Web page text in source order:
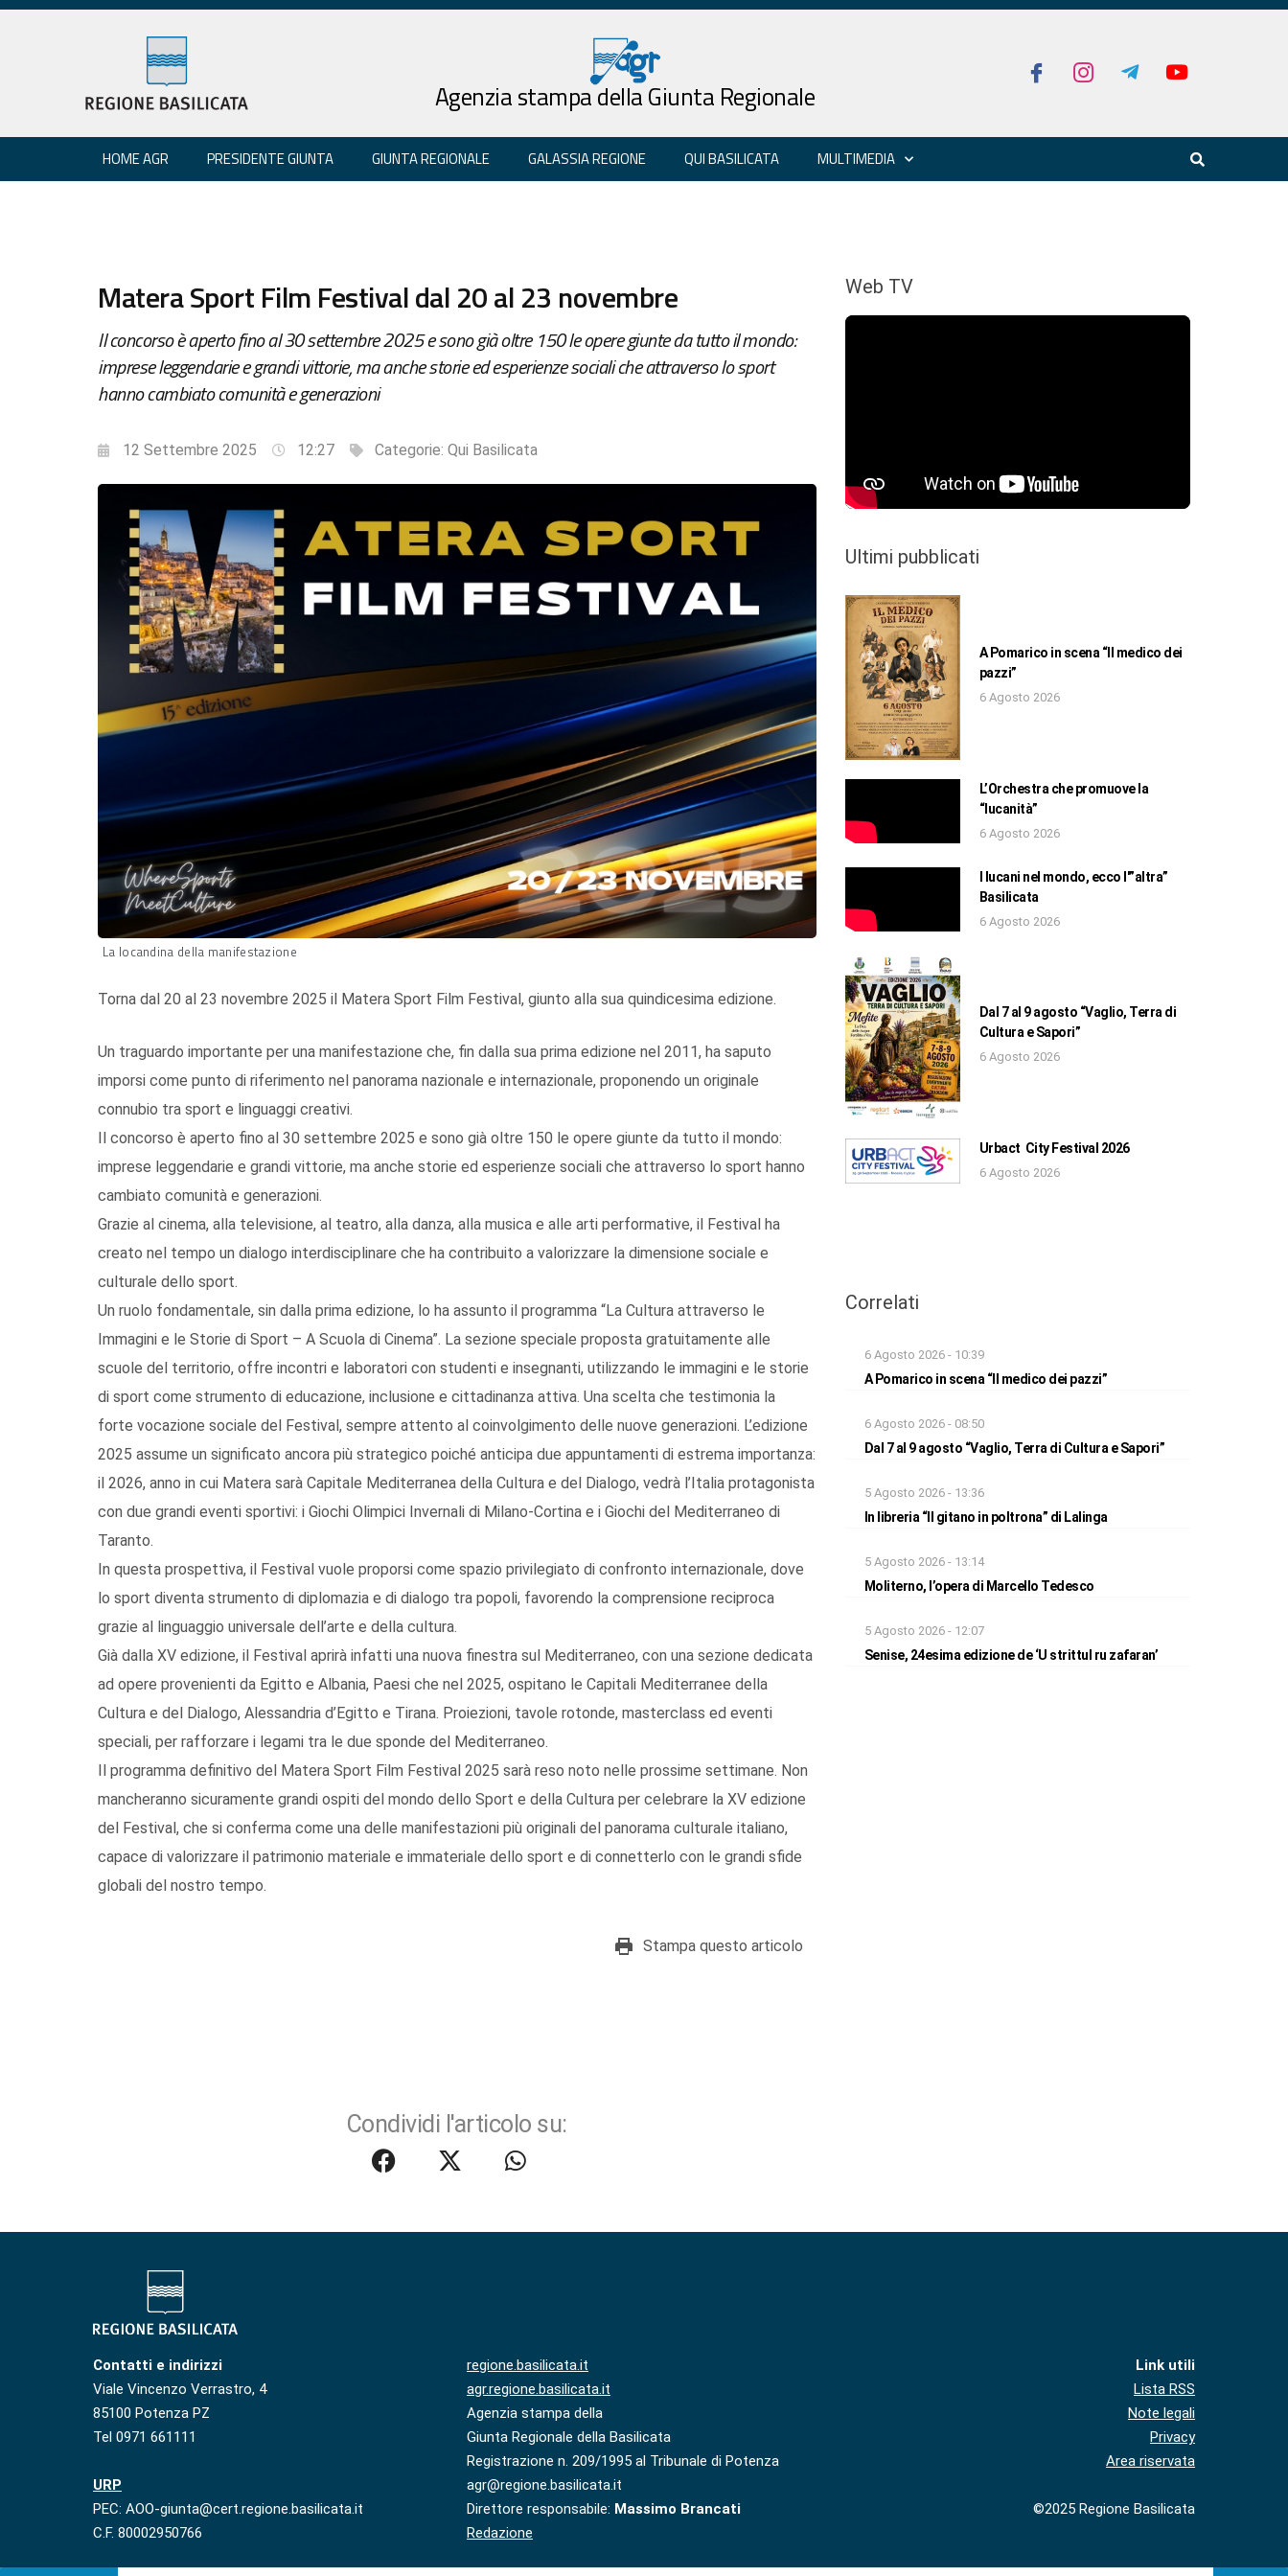
Agenzia stampa della Giunta Regionale
HOME AGR PRESIDENTE GIUNTA GIUNTA REGIONALE GALASSIA REGIONE QUI BASILICATA MULTIMEDIA
Matera Sport Film Festival dal 20 al 23 novembre
Il concorso è aperto fino al 30 settembre 2025 e sono già oltre 150 le opere giunte da tutto il mondo:
imprese leggendarie e grandi vittorie, ma anche storie ed esperienze sociali che attraverso lo sport
hanno cambiato comunità e generazioni
12 Settembre 2025 12:27 Categorie: Qui Basilicata
La locandina della manifestazione
Torna dal 20 al 23 novembre 2025 il Matera Sport Film Festival, giunto alla sua quindicesima edizione.
Un traguardo importante per una manifestazione che, fin dalla sua prima edizione nel 2011, ha saputo
imporsi come punto di riferimento nel panorama nazionale e internazionale, proponendo un originale
connubio tra sport e linguaggi creativi.
Il concorso è aperto fino al 30 settembre 2025 e sono già oltre 150 le opere giunte da tutto il mondo:
imprese leggendarie e grandi vittorie, ma anche storie ed esperienze sociali che attraverso lo sport hanno
cambiato comunità e generazioni.
Grazie al cinema, alla televisione, al teatro, alla danza, alla musica e alle arti performative, il Festival ha
creato nel tempo un dialogo interdisciplinare che ha contribuito a valorizzare la dimensione sociale e
culturale dello sport.
Un ruolo fondamentale, sin dalla prima edizione, lo ha assunto il programma “La Cultura attraverso le
Immagini e le Storie di Sport – A Scuola di Cinema”. La sezione speciale proposta gratuitamente alle
scuole del territorio, offre incontri e laboratori con studenti e insegnanti, utilizzando le immagini e le storie
di sport come strumento di educazione, inclusione e cittadinanza attiva. Una scelta che testimonia la
forte vocazione sociale del Festival, sempre attento al coinvolgimento delle nuove generazioni. L’edizione
2025 assume un significato ancora più strategico poiché anticipa due appuntamenti di estrema importanza:
il 2026, anno in cui Matera sarà Capitale Mediterranea della Cultura e del Dialogo, vedrà l’Italia protagonista
con due grandi eventi sportivi: i Giochi Olimpici Invernali di Milano-Cortina e i Giochi del Mediterraneo di
Taranto.
In questa prospettiva, il Festival vuole proporsi come spazio privilegiato di confronto internazionale, dove
lo sport diventa strumento di diplomazia e di dialogo tra popoli, favorendo la comprensione reciproca
grazie al linguaggio universale dell’arte e della cultura.
Già dalla XV edizione, il Festival aprirà infatti una nuova finestra sul Mediterraneo, con una sezione dedicata
ad opere provenienti da Egitto e Albania, Paesi che nel 2025, ospitano le Capitali Mediterranee della
Cultura e del Dialogo, Alessandria d’Egitto e Tirana. Proiezioni, tavole rotonde, masterclass ed eventi
speciali, per rafforzare i legami tra le due sponde del Mediterraneo.
Il programma definitivo del Matera Sport Film Festival 2025 sarà reso noto nelle prossime settimane. Non
mancheranno sicuramente grandi ospiti del mondo dello Sport e della Cultura per celebrare la XV edizione
del Festival, che si conferma come una delle manifestazioni più originali del panorama culturale italiano,
capace di valorizzare il patrimonio materiale e immateriale dello sport e di connetterlo con le grandi sfide
globali del nostro tempo.
Stampa questo articolo
Condividi l'articolo su:
Web TV
Ultimi pubblicati
A Pomarico in scena “Il medico dei
pazzi”
6 Agosto 2026
L’Orchestra che promuove la
“lucanità”
6 Agosto 2026
I lucani nel mondo, ecco l'”altra”
Basilicata
6 Agosto 2026
Dal 7 al 9 agosto “Vaglio, Terra di
Cultura e Sapori”
6 Agosto 2026
Urbact City Festival 2026
6 Agosto 2026
Correlati
6 Agosto 2026 - 10:39
A Pomarico in scena “Il medico dei pazzi”
6 Agosto 2026 - 08:50
Dal 7 al 9 agosto “Vaglio, Terra di Cultura e Sapori”
5 Agosto 2026 - 13:36
In libreria “Il gitano in poltrona” di Lalinga
5 Agosto 2026 - 13:14
Moliterno, l’opera di Marcello Tedesco
5 Agosto 2026 - 12:07
Senise, 24esima edizione de ‘U strittul ru zafaran’
Contatti e indirizzi
Viale Vincenzo Verrastro, 4
85100 Potenza PZ
Tel 0971 661111
URP
PEC: AOO-giunta@cert.regione.basilicata.it
C.F. 80002950766
regione.basilicata.it
agr.regione.basilicata.it
Agenzia stampa della
Giunta Regionale della Basilicata
Registrazione n. 209/1995 al Tribunale di Potenza
agr@regione.basilicata.it
Direttore responsabile: Massimo Brancati
Redazione
Link utili
Lista RSS
Note legali
Privacy
Area riservata
©2025 Regione Basilicata